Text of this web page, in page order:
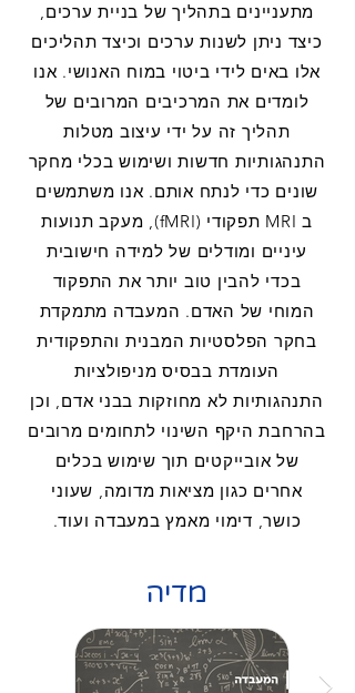
מתעניינים בתהליך של בניית ערכים,
כיצד ניתן לשנות ערכים וכיצד תהליכים
אלו באים לידי ביטוי במוח האנושי. אנו
לומדים את המרכיבים המרובים של
תהליך זה על ידי עיצוב מטלות
התנהגותיות חדשות ושימוש בכלי מחקר
שונים כדי לנתח אותם. אנו משתמשים
ב MRI תפקודי (fMRI), מעקב תנועות
עיניים ומודלים של למידה חישובית
בכדי להבין טוב יותר את התפקוד
המוחי של האדם. המעבדה מתמקדת
בחקר הפלסטיות המבנית והתפקודית
העומדת בבסיס מניפולציות
התנהגותיות לא מחוזקות בבני אדם, וכן
בהרחבת היקף השינוי לתחומים מרובים
של אובייקטים תוך שימוש בכלים
אחרים כגון מציאות מדומה, שעוני
כושר, דימוי מאמץ במעבדה ועוד.
מדיה